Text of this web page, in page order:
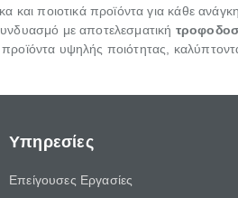
και ποιοτικά προϊόντα για κάθε
με αποτελεσματική
υψηλής ποιότητας,
Υπηρεσίες
Επείγουσες Εργασίες